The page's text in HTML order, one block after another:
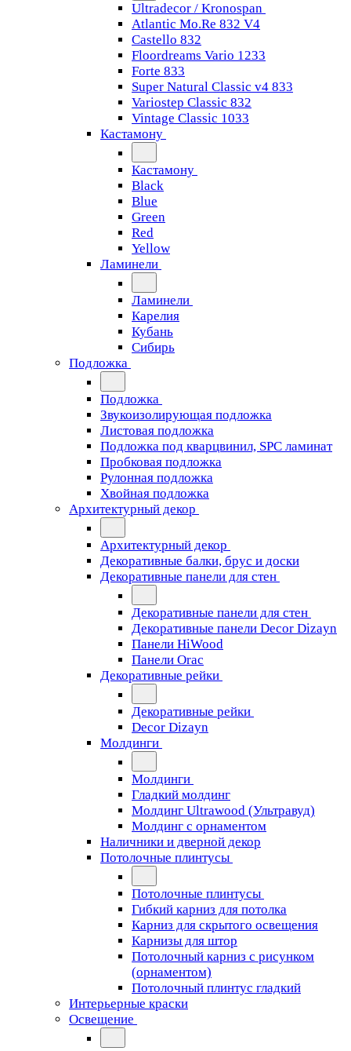
Ultradecor / Kronospan
Atlantic Mo.Re 832 V4
Castello 832
Floordreams Vario 1233
Forte 833
Super Natural Classic v4 833
Variostep Classic 832
Vintage Classic 1033
Кастамону
Кастамону
Black
Blue
Green
Red
Yellow
Ламинели
Ламинели
Карелия
Кубань
Сибирь
Подложка
Подложка
Звукоизолирующая подложка
Листовая подложка
Подложка под кварцвинил, SPC ламинат
Пробковая подложка
Рулонная подложка
Хвойная подложка
Архитектурный декор
Архитектурный декор
Декоративные балки, брус и доски
Декоративные панели для стен
Декоративные панели для стен
Декоративные панели Decor Dizayn
Панели HiWood
Панели Orac
Декоративные рейки
Декоративные рейки
Decor Dizayn
Молдинги
Молдинги
Гладкий молдинг
Молдинг Ultrawood (Ультравуд)
Молдинг с орнаментом
Наличники и дверной декор
Потолочные плинтусы
Потолочные плинтусы
Гибкий карниз для потолка
Карниз для скрытого освещения
Карнизы для штор
Потолочный карниз с рисунком
(орнаментом)
Потолочный плинтус гладкий
Интерьерные краски
Освещение